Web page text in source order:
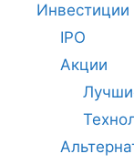
Инвестиции
IPO
Акции